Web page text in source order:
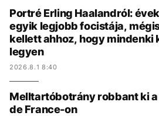
Portré Erling Haalandról:
egyik legjobb focistája,
kellett ahhoz, hogy mindenki
legyen
2026.8.1 8:40
Melltartóbotrány robbant ki a
de France-on